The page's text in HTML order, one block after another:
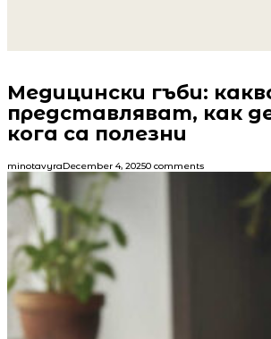
Медицински гъби:
представляват, как
кога са полезни
minotavyraDecember 4, 20250 comments